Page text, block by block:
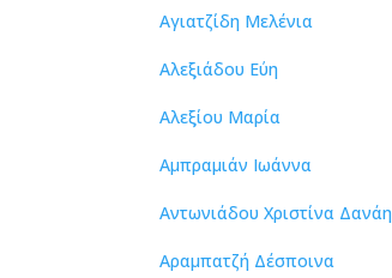
Αγιατζίδη Μελένια
Αλεξιάδου Εύη
Αλεξίου Μαρία
Αμπραμιάν Ιωάννα
Αντωνιάδου Χριστίνα Δανάη
Αραμπατζή Δέσποινα